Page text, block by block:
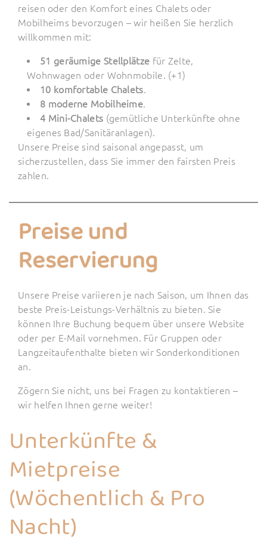
reisen oder den Komfort eines Chalets oder
Mobilheims bevorzugen – wir heißen Sie herzlich
willkommen mit:
51 geräumige Stellplätze für Zelte,
Wohnwagen oder Wohnmobile. (+1)
10 komfortable Chalets.
8 moderne Mobilheime.
4 Mini-Chalets (gemütliche Unterkünfte ohne
eigenes Bad/Sanitäranlagen).
Unsere Preise sind saisonal angepasst, um
sicherzustellen, dass Sie immer den fairsten Preis
zahlen.
Preise und
Reservierung
Unsere Preise variieren je nach Saison, um Ihnen das
beste Preis-Leistungs-Verhältnis zu bieten. Sie
können Ihre Buchung bequem über unsere Website
oder per E-Mail vornehmen. Für Gruppen oder
Langzeitaufenthalte bieten wir Sonderkonditionen
an.
Zögern Sie nicht, uns bei Fragen zu kontaktieren –
wir helfen Ihnen gerne weiter!
Unterkünfte &
Mietpreise
(Wöchentlich & Pro
Nacht)